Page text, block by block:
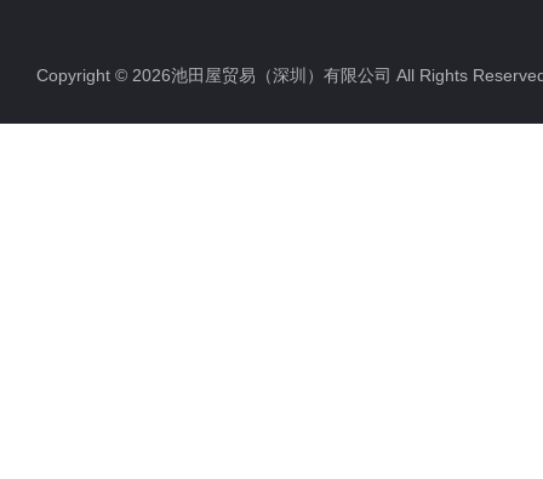
Copyright © 2026池田屋贸易（深圳）有限公司 All Rights